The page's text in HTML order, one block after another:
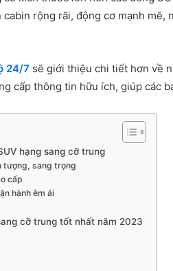
rộng rãi, động cơ mạnh mẽ,
24/7 sẽ giới thiệu chi tiết hơn về
cấp thông tin hữu ích, giúp các
hạng sang cỡ trung
tượng, sang trọng
cấp
hành êm ái
cỡ trung tốt nhất năm 2023